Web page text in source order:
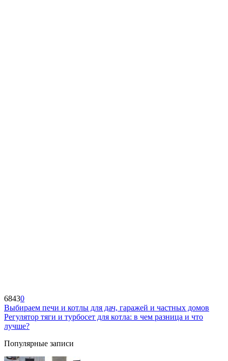
68430
Выбираем печи и котлы для дач, гаражей и частных домов
Регулятор тяги и турбосет для котла: в чем разница и что
лучше?
Популярные записи